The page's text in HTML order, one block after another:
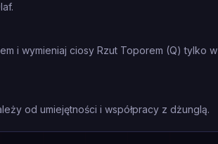
i wymieniaj ciosy Rzut Toporem (Q) tylko w
od umiejętności i współpracy z dżunglą.